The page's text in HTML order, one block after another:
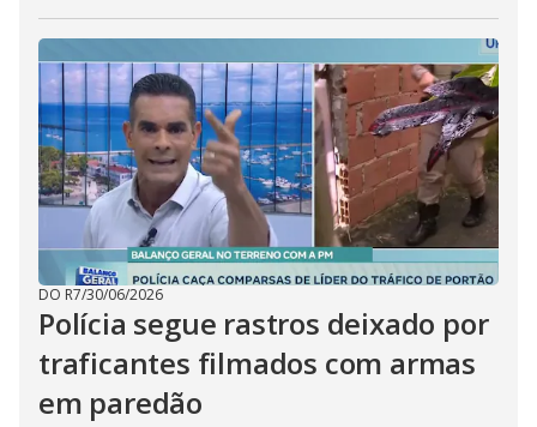
DO R7/30/06/2026
Polícia segue rastros deixado por
traficantes filmados com armas
em paredão